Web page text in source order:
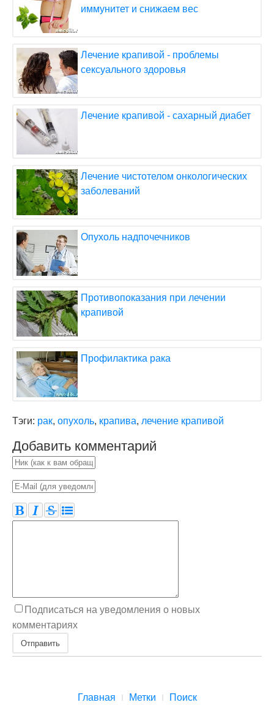
иммунитет и снижаем вес
Лечение крапивой - проблемы
сексуального здоровья
Лечение крапивой - сахарный диабет
Лечение чистотелом онкологических
заболеваний
Опухоль надпочечников
Противопоказания при лечении
крапивой
Профилактика рака
Тэги: рак, опухоль, крапива, лечение крапивой
Добавить комментарий
Подписаться на уведомления о новых
комментариях
Отправить
Главная Метки Поиск